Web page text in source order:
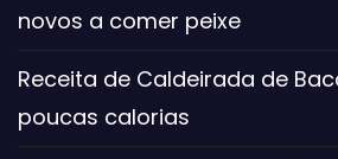
novos a comer peixe
Receita de Caldeirada de
poucas calorias